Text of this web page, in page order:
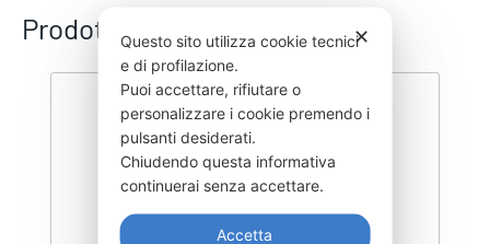
Prodotti correlati ✕
Questo sito utilizza cookie tecnici
e di profilazione.
Puoi accettare, rifiutare o
personalizzare i cookie premendo i
pulsanti desiderati.
Chiudendo questa informativa
continuerai senza accettare.
Accetta